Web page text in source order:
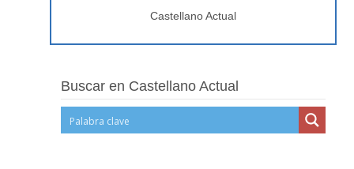
Castellano Actual
Buscar en Castellano Actual